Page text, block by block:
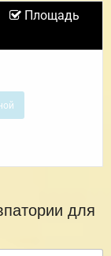
Площадь
для